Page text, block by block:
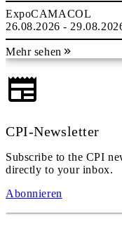
ExpoCAMACOL
26.08.2026 -
Mehr sehen
CPI-Newsletter
Subscribe to the CPI
directly to your inbox.
Abonnieren